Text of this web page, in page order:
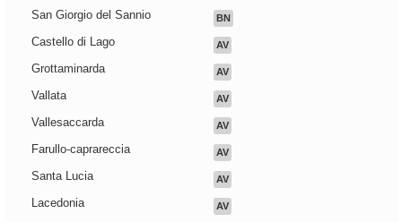
San Giorgio del Sannio BN
Castello di Lago AV
Grottaminarda AV
Vallata AV
Vallesaccarda AV
Farullo-caprareccia AV
Santa Lucia AV
Lacedonia AV